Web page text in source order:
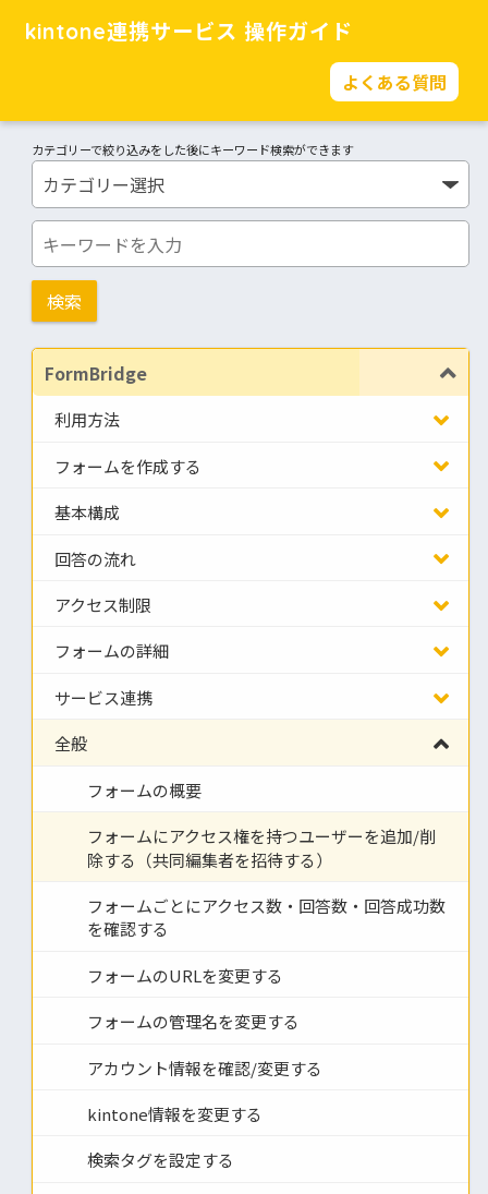
kintone連携サービス 操作ガイド
よくある質問
カテゴリーで絞り込みをした後にキーワード検索ができます
FormBridge
利用方法
フォームを作成する
基本構成
回答の流れ
アクセス制限
フォームの詳細
サービス連携
全般
フォームの概要
フォームにアクセス権を持つユーザーを追加/削
除する（共同編集者を招待する）
フォームごとにアクセス数・回答数・回答成功数
を確認する
フォームのURLを変更する
フォームの管理名を変更する
アカウント情報を確認/変更する
kintone情報を変更する
検索タグを設定する